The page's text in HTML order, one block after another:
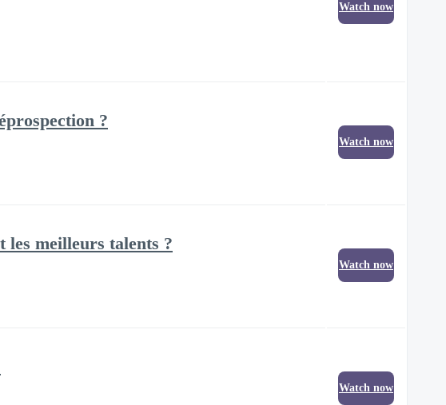
Watch now
?
Watch now
les meilleurs talents ?
Watch now
Watch now